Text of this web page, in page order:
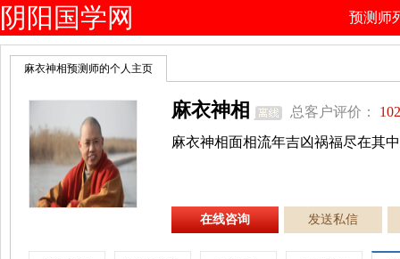
阴阳国学网 预测师
麻衣神相预测师的个人主页
麻衣神相 总客户评价：
麻衣神相面相流年吉凶祸福尽在其中
在线咨询 发送私信